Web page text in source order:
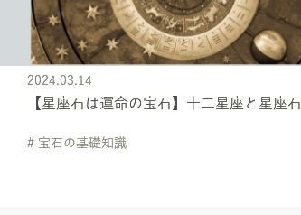
2024.03.14
【星座石は運命の宝石】十二星座と星座石
# 宝石の基礎知識